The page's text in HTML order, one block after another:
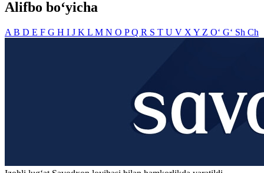
Alifbo bo‘yicha
A B D E F G H I J K L M N O PQ R S T U V X Y Z O‘ G‘ Sh Ch